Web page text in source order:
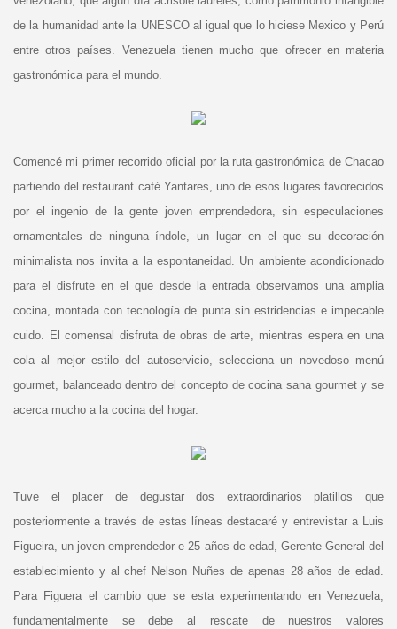
de la humanidad ante la UNESCO al igual que lo hiciese Mexico y Perú
entre otros países. Venezuela tienen mucho que ofrecer en materia
gastronómica para el mundo.
Comencé mi primer recorrido oficial por la ruta gastronómica de Chacao
partiendo del restaurant café Yantares, uno de esos lugares favorecidos
por el ingenio de la gente joven emprendedora, sin especulaciones
ornamentales de ninguna índole, un lugar en el que su decoración
minimalista nos invita a la espontaneidad. Un ambiente acondicionado
para el disfrute en el que desde la entrada observamos una amplia
cocina, montada con tecnología de punta sin estridencias e impecable
cuido. El comensal disfruta de obras de arte, mientras espera en una
cola al mejor estilo del autoservicio, selecciona un novedoso menú
gourmet, balanceado dentro del concepto de cocina sana gourmet y se
acerca mucho a la cocina del hogar.
Tuve el placer de degustar dos extraordinarios platillos que
posteriormente a través de estas líneas destacaré y entrevistar a Luis
Figueira, un joven emprendedor e 25 años de edad, Gerente General del
establecimiento y al chef Nelson Nuñes de apenas 28 años de edad.
Para Figuera el cambio que se esta experimentando en Venezuela,
fundamentalmente se debe al rescate de nuestros valores